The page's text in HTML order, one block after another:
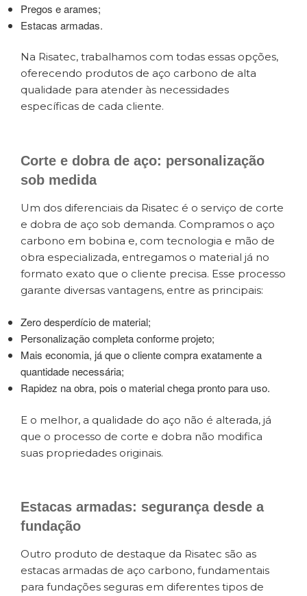
Pregos e arames;
Estacas armadas.
Na Risatec, trabalhamos com todas essas opções,
oferecendo produtos de aço carbono de alta
qualidade para atender às necessidades
específicas de cada cliente.
Corte e dobra de aço: personalização
sob medida
Um dos diferenciais da Risatec é o serviço de corte
e dobra de aço sob demanda. Compramos o aço
carbono em bobina e, com tecnologia e mão de
obra especializada, entregamos o material já no
formato exato que o cliente precisa. Esse processo
garante diversas vantagens, entre as principais:
Zero desperdício de material;
Personalização completa conforme projeto;
Mais economia, já que o cliente compra exatamente a
quantidade necessária;
Rapidez na obra, pois o material chega pronto para uso.
E o melhor, a qualidade do aço não é alterada, já
que o processo de corte e dobra não modifica
suas propriedades originais.
Estacas armadas: segurança desde a
fundação
Outro produto de destaque da Risatec são as
estacas armadas de aço carbono, fundamentais
para fundações seguras em diferentes tipos de